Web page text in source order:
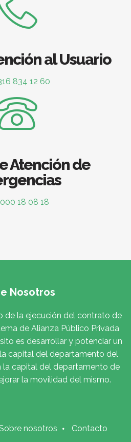
al Usuario
834 12 60
Atención de
18 08 18
Nosotros
de la ejecución del contrato de
de Alianza Público Privada
es desarrollar y potenciar un
capital del departamento del
la capital del departamento de
la movilidad del mismo.
nosotros Contacto